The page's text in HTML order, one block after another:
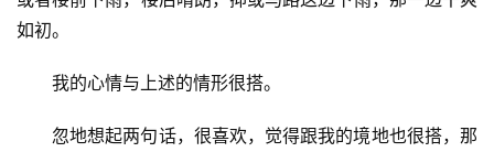
如初。
我的心情与上述的情形很搭。
忽地想起两句话，很喜欢，觉得跟我的境地也很搭，那